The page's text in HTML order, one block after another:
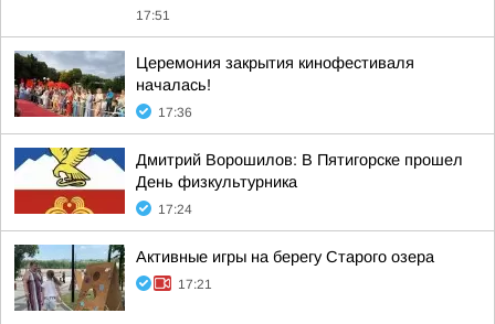
17:51
Церемония закрытия кинофестиваля
началась!
17:36
Дмитрий Ворошилов: В Пятигорске прошел
День физкультурника
17:24
Активные игры на берегу Старого озера
17:21